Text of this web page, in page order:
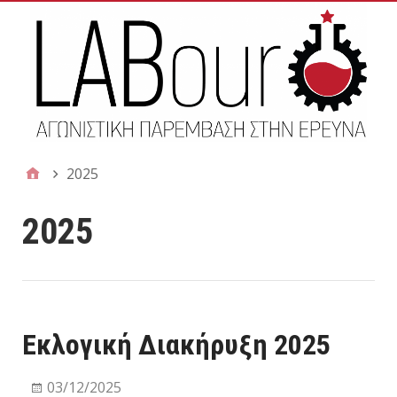
2025
2025
Εκλογική Διακήρυξη 2025
03/12/2025